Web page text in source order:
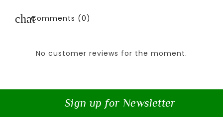
Comments (0)
No customer reviews for the moment.
Sign up for Newsletter